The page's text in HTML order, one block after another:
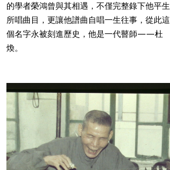
的學者榮鴻曾與其相遇，不僅完整錄下他平生
所唱曲目，更讓他譜曲自唱一生往事，從此這
個名字永被刻進歷史，他是一代瞽師——杜
煥。